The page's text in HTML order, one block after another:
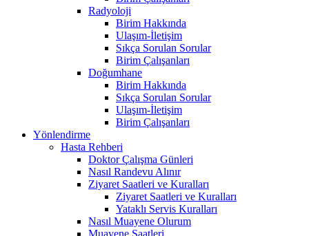
Radyoloji
Birim Hakkında
Ulaşım-İletişim
Sıkça Sorulan Sorular
Birim Çalışanları
Doğumhane
Birim Hakkında
Sıkça Sorulan Sorular
Ulaşım-İletişim
Birim Çalışanları
Yönlendirme
Hasta Rehberi
Doktor Çalışma Günleri
Nasıl Randevu Alınır
Ziyaret Saatleri ve Kuralları
Ziyaret Saatleri ve Kuralları
Yataklı Servis Kuralları
Nasıl Muayene Olurum
Muayene Saatleri